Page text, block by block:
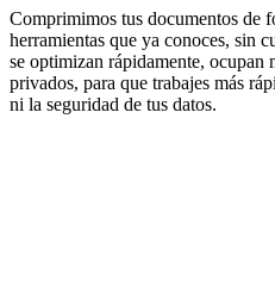
Comprimimos tus documentos de
herramientas que ya conoces, sin
se optimizan rápidamente, ocupan
privados, para que trabajes más
ni la seguridad de tus datos.